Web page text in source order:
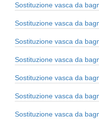
Sostituzione vasca da
Sostituzione vasca da
Sostituzione vasca da
Sostituzione vasca da
Sostituzione vasca da
Sostituzione vasca da
Sostituzione vasca da